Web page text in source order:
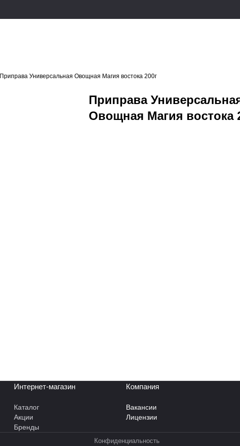
Приправа Универсальная Овощная Магия востока 200г
Приправа
Овощная Магия востока
Интернет-магазин
Каталог
Акции
Бренды
Компания
Вакансии
Лицензии
Конфиденциальность